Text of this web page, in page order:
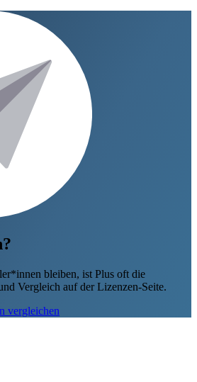
bleiben, ist Plus oft die
Vergleich auf der Lizenzen-Seite.
vergleichen